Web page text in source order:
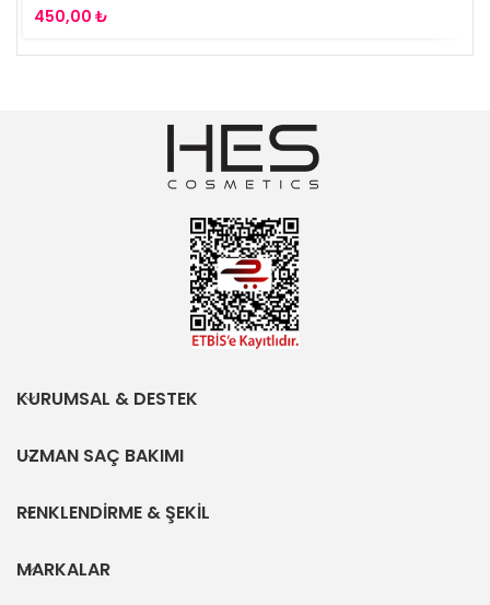
₺
KURUMSAL & DESTEK
UZMAN SAÇ BAKIMI
RENKLENDİRME & ŞEKİL
MARKALAR